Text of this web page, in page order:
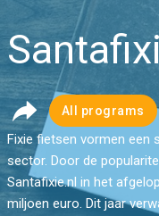
All programs
Fixie fietsen vormen een
sector. Door de
Santafixie.nl in het
miljoen euro. Dit jaar